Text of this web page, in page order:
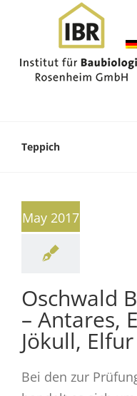
Teppich
May 2017
Oschwald
– Antares,
Jökull, Elfur
Bei den zur